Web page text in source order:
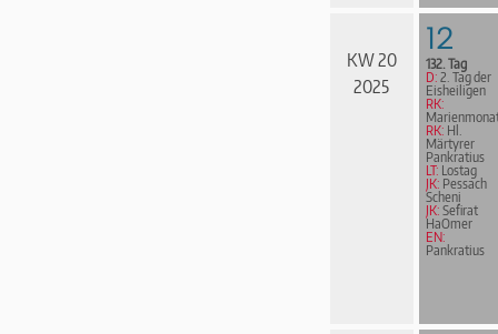
KW 20
2025
12
132. Tag
D: 2. Tag der
Eisheiligen
RK:
RK: Hl.
Märtyrer
Pankratius
LT: Lostag
JK: Pessach
Scheni
JK: Sefirat
HaOmer
EN:
Pankratius